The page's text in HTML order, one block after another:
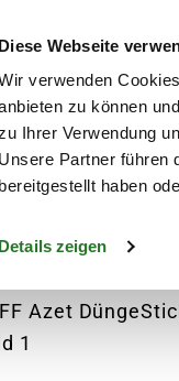
Diese Webseite
verwenden
zu können
Ihrer Verwendung
Unsere Partner führen
bereitgestellt haben
Details zeigen
Blumen